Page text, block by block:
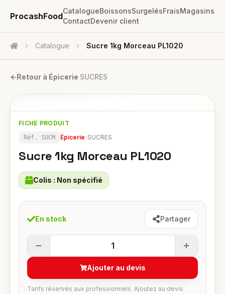
ProcashFood
CatalogueBoissonsSurgelésFraisMagasins
ContactDevenir client
Accueil Catalogue Sucre 1kg Morceau PL1020
←Retour à Épicerie·SUCRES
FICHE PRODUIT
Réf. SUCM Épicerie›SUCRES
Sucre 1kg Morceau PL1020
Colis : Non spécifié
En stock Partager
1
Ajouter au devis
Tarifs réservés aux professionnels. Ajoutez au devis